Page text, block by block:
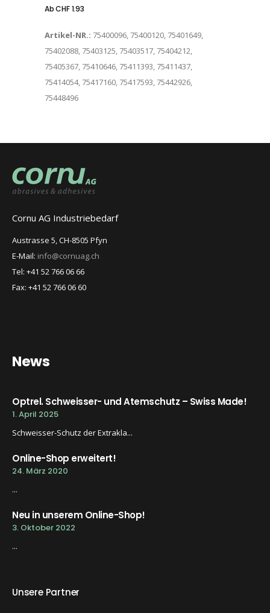
AbCHF1.93
Artikel-NR.: 75400096, 75400120, 75401649,
75402088, 75403125, 75403517, 75404212,
75405367, 75410646, 75411393, 75411437,
75414054, 75417160, 75417593, 75442926,
75448496
Cornu AG Industriebedarf
Austrasse 5, CH-8505 Pfyn
E-Mail: info@cornuag.ch
Tel: +41 52 766 06 66
Fax: +41 52 766 06 60
News
Optrel. Schweisser- und Atemschutz – Swiss Made!
1. April 2025
Schweisser-Schutz der Extrakla...
Online-Shop erweitert!
24. März 2020
...
Neu in unserem Online-Shop!
3. Oktober 2022
...
Unsere Partner